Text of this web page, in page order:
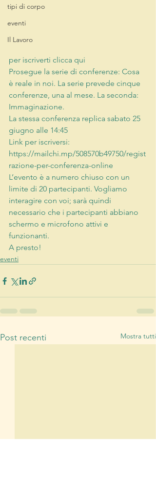
tipi di corpo
eventi
Il Lavoro
per iscriverti clicca qui
Prosegue la serie di conferenze: Cosa
è reale in noi. La serie prevede cinque
conferenze, una al mese. La seconda:
Immaginazione.
La stessa conferenza replica sabato 25
giugno alle 14:45
Link per iscriversi:
https://mailchi.mp/508570b49750/regist
razione-per-conferenza-online
L’evento è a numero chiuso con un
limite di 20 partecipanti. Vogliamo
interagire con voi; sarà quindi
necessario che i partecipanti abbiano
schermo e microfono attivi e
funzionanti.
A presto!
eventi
Post recenti Mostra tutti